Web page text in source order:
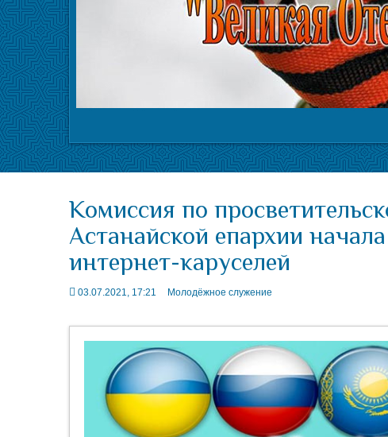
Комиссия по
Астанайской епархии
интернет-каруселей
03.07.2021, 17:21 Молодёжное служение